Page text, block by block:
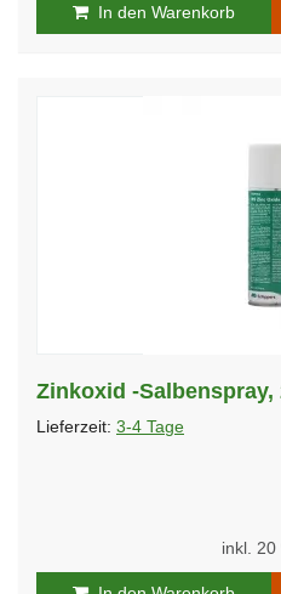
In den Warenkorb
Zinkoxid -Salbenspray,
Lieferzeit: 3-4 Tage
inkl. 20